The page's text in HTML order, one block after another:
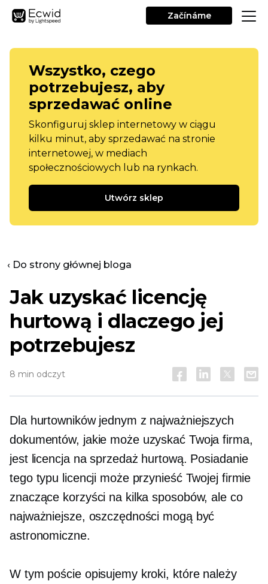
Začínáme
Wszystko, czego
potrzebujesz, aby
sprzedawać online
Skonfiguruj sklep internetowy w ciągu
kilku minut, aby sprzedawać na stronie
internetowej, w mediach
społecznościowych lub na rynkach.
Utwórz sklep
‹ Do strony głównej bloga
Jak uzyskać licencję
hurtową i dlaczego jej
potrzebujesz
8 min odczyt
Dla hurtowników jednym z najważniejszych
dokumentów, jakie może uzyskać Twoja firma,
jest licencja na sprzedaż hurtową. Posiadanie
tego typu licencji może przynieść Twojej firmie
znaczące korzyści na kilka sposobów, ale co
najważniejsze, oszczędności mogą być
astronomiczne.
W tym poście opisujemy kroki, które należy